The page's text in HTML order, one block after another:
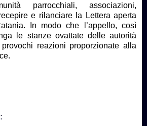
parrocchiali, associazioni,
e rilanciare la Lettera aperta
In modo che l’appello, così
le stanze ovattate delle autorità
reazioni proporzionate alla